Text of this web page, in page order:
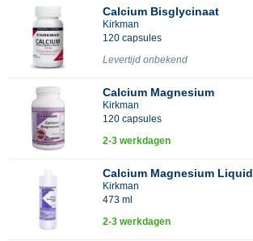
Calcium Bisglycinaat
Kirkman
120 capsules
Levertijd onbekend
Calcium Magnesium
Kirkman
120 capsules
2-3 werkdagen
Calcium Magnesium Liquid
Kirkman
473 ml
2-3 werkdagen